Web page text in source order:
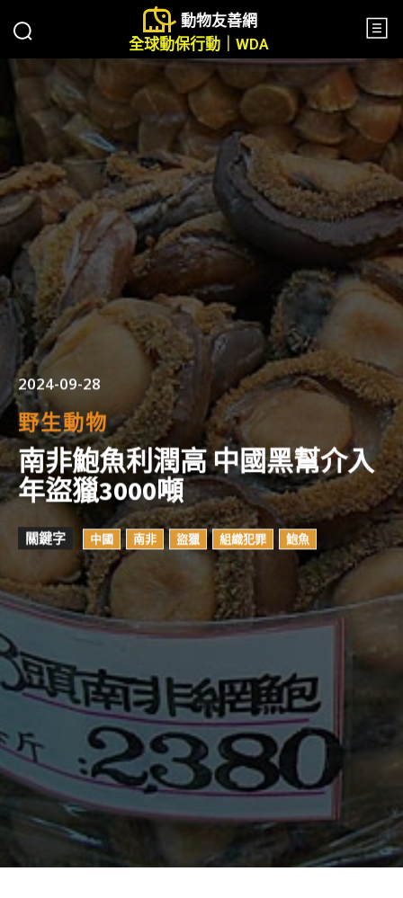
動物友善網
全球動保行動｜WDA
2024-09-28
野生動物
南非鮑魚利潤高 中國黑幫介入
年盜獵3000噸
關鍵字 中國 南非 盜獵 組織犯罪 鮑魚